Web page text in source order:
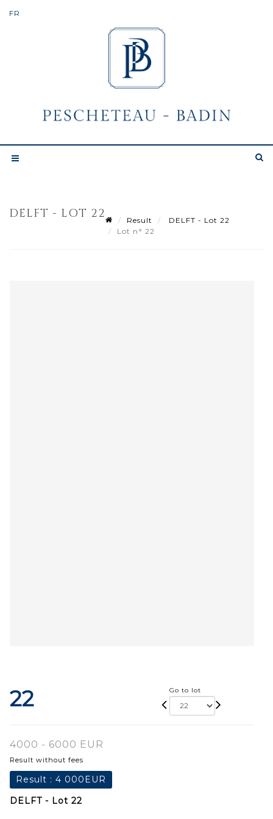
DELFT - LOT 22 Result
DELFT - Lot 22
Lot n° 22
22 Go to lot
4000 - 6000 EUR
Result without fees
Result : 4 000EUR
DELFT - Lot 22